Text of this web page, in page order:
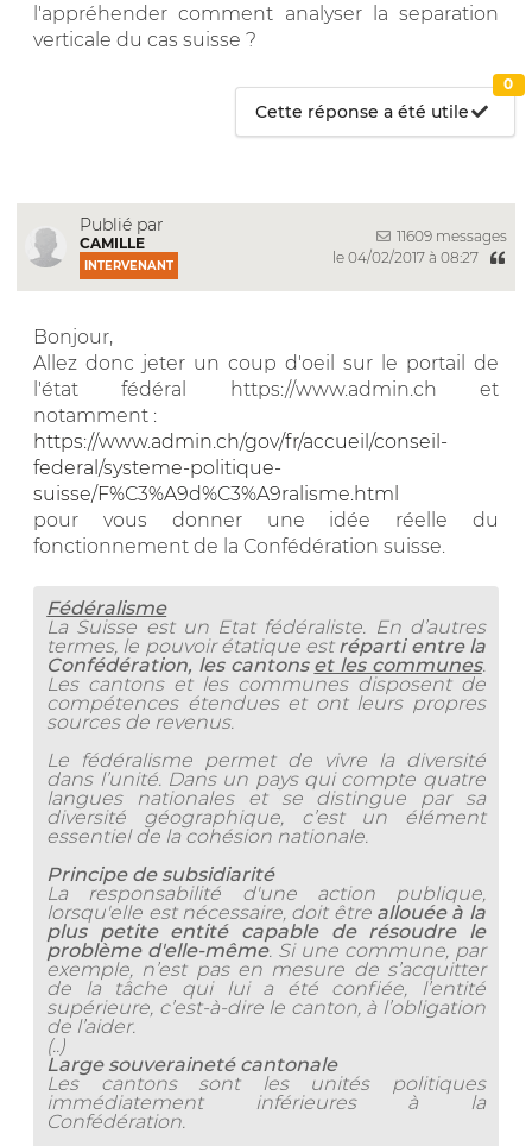
l'appréhender comment analyser la separation
verticale du cas suisse ?
Cette réponse a été utile
0
Publié par
CAMILLE
INTERVENANT
11609 messages
le 04/02/2017 à 08:27
Bonjour,
Allez donc jeter un coup d'oeil sur le portail de
l'état fédéral https://www.admin.ch et
notamment :
https://www.admin.ch/gov/fr/accueil/conseil-
federal/systeme-politique-
suisse/F%C3%A9d%C3%A9ralisme.html
pour vous donner une idée réelle du
fonctionnement de la Confédération suisse.
Fédéralisme
La Suisse est un Etat fédéraliste. En d’autres
termes, le pouvoir étatique est réparti entre la
Confédération, les cantons et les communes.
Les cantons et les communes disposent de
compétences étendues et ont leurs propres
sources de revenus.
Le fédéralisme permet de vivre la diversité
dans l’unité. Dans un pays qui compte quatre
langues nationales et se distingue par sa
diversité géographique, c’est un élément
essentiel de la cohésion nationale.
Principe de subsidiarité
La responsabilité d'une action publique,
lorsqu'elle est nécessaire, doit être allouée à la
plus petite entité capable de résoudre le
problème d'elle-même. Si une commune, par
exemple, n’est pas en mesure de s’acquitter
de la tâche qui lui a été confiée, l’entité
supérieure, c’est-à-dire le canton, à l’obligation
de l’aider.
(..)
Large souveraineté cantonale
Les cantons sont les unités politiques
immédiatement inférieures à la
Confédération.